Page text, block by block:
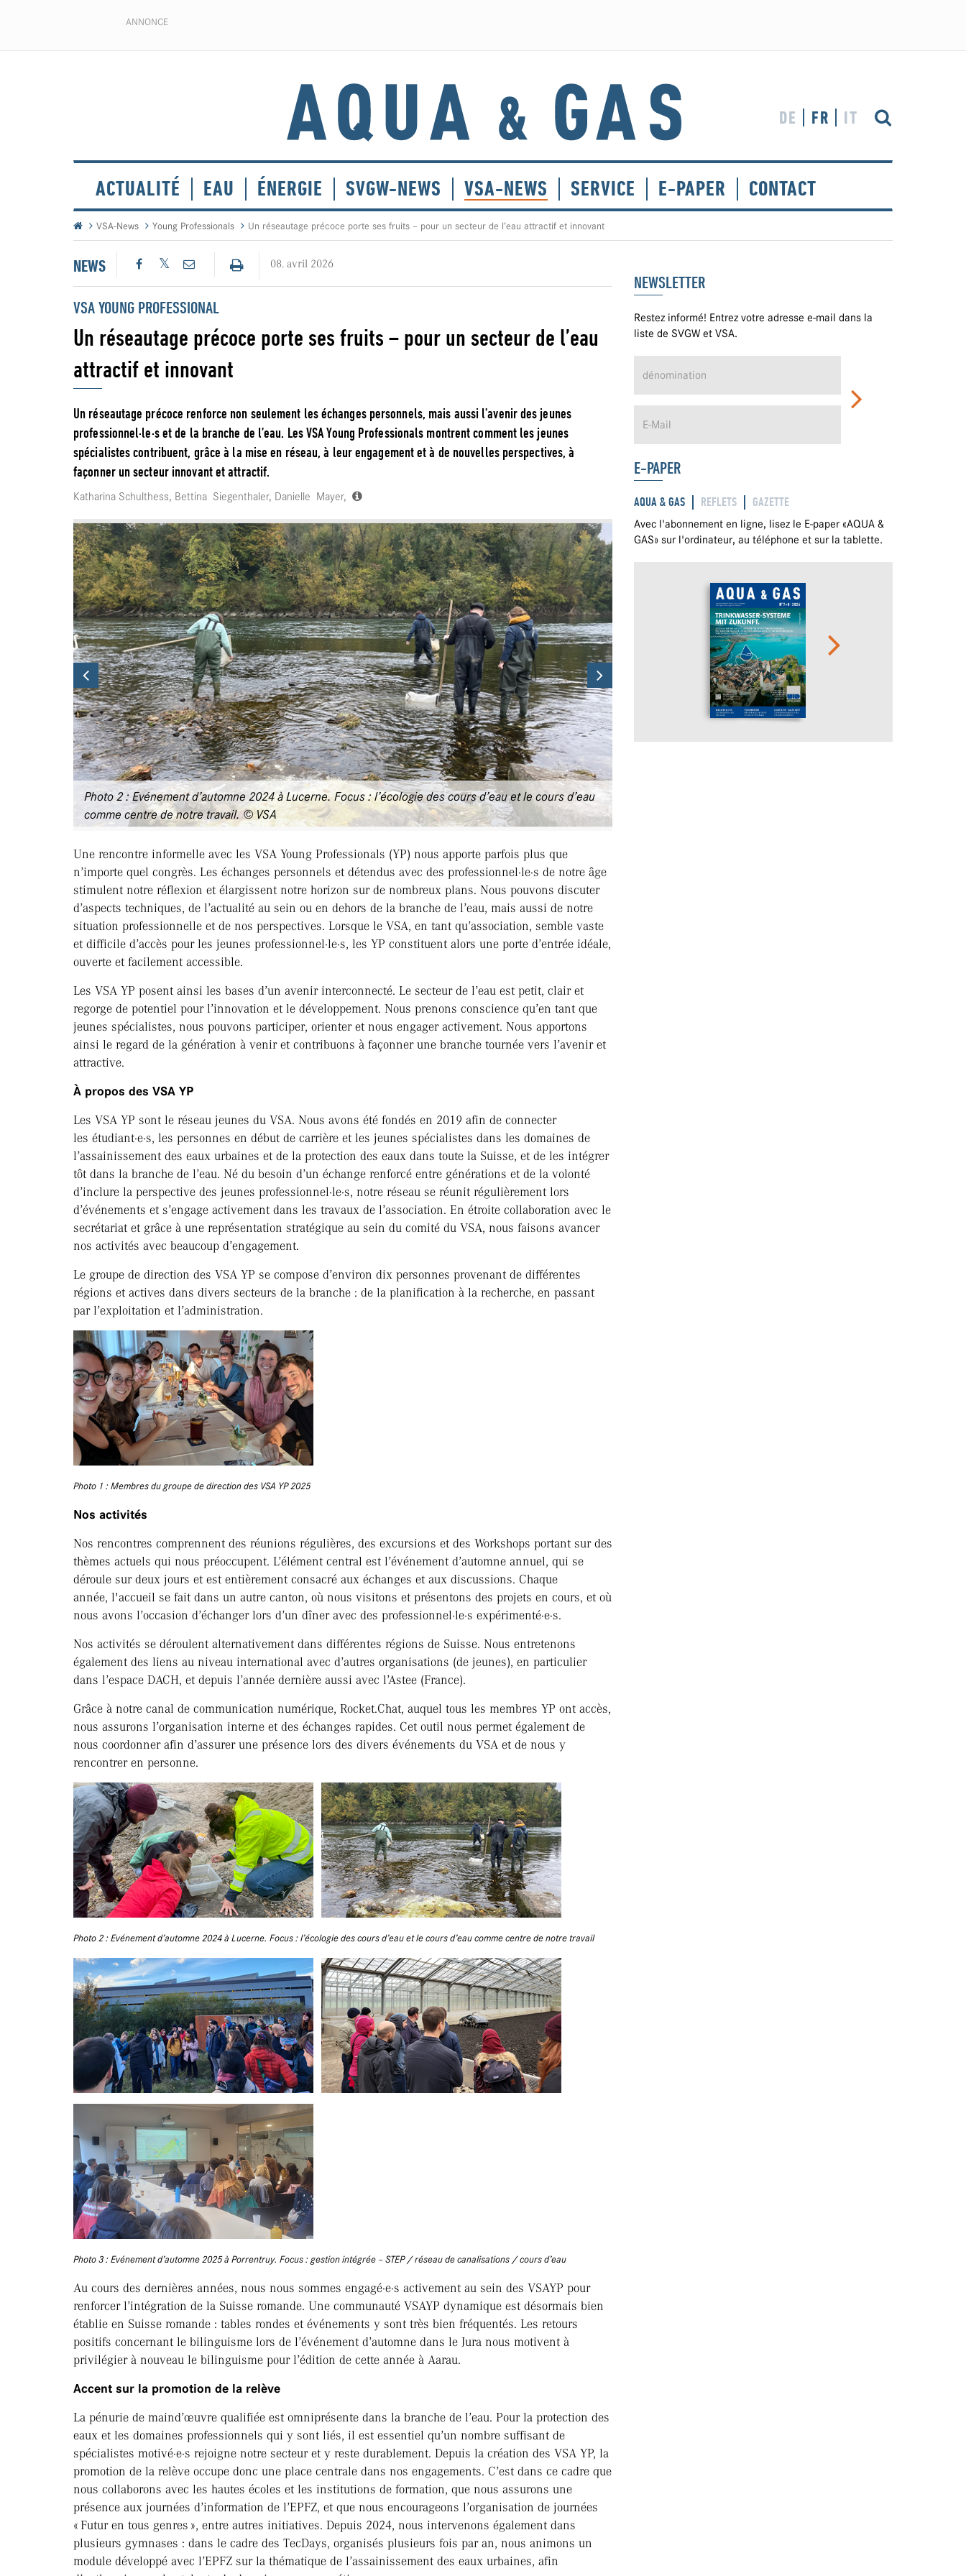
ANNONCE
DE FR IT
ACTUALITÉ EAU ÉNERGIE SVGW-NEWS VSA-NEWS SERVICE E-PAPER CONTACT
VSA-News Young Professionals Un réseautage précoce porte ses fruits – pour un secteur de l’eau attractif et innovant
NEWS 08. avril 2026
VSA YOUNG PROFESSIONAL
Un réseautage précoce porte ses fruits – pour un secteur de l’eau
attractif et innovant
Un réseautage précoce renforce non seulement les échanges personnels, mais aussi l’avenir des jeunes
professionnel·le·s et de la branche de l’eau. Les VSA Young Professionals montrent comment les jeunes
spécialistes contribuent, grâce à la mise en réseau, à leur engagement et à de nouvelles perspectives, à
façonner un secteur innovant et attractif.
Katharina Schulthess, Bettina Siegenthaler, Danielle Mayer,
Photo 2 : Evénement d’automne 2024 à Lucerne. Focus : l’écologie des cours d’eau et le cours d’eau
comme centre de notre travail. © VSA
Previous
Une rencontre informelle avec les VSA Young Professionals (YP) nous apporte parfois plus que
n’importe quel congrès. Les échanges personnels et détendus avec des professionnel·le·s de notre âge
stimulent notre réflexion et élargissent notre horizon sur de nombreux plans. Nous pouvons discuter
d’aspects techniques, de l’actualité au sein ou en dehors de la branche de l’eau, mais aussi de notre
situation professionnelle et de nos perspectives. Lorsque le VSA, en tant qu’association, semble vaste
et difficile d’accès pour les jeunes professionnel·le·s, les YP constituent alors une porte d’entrée idéale,
ouverte et facilement accessible.
Les VSA YP posent ainsi les bases d’un avenir interconnecté. Le secteur de l’eau est petit, clair et
regorge de potentiel pour l’innovation et le développement. Nous prenons conscience qu’en tant que
jeunes spécialistes, nous pouvons participer, orienter et nous engager activement. Nous apportons
ainsi le regard de la génération à venir et contribuons à façonner une branche tournée vers l’avenir et
attractive.
À propos des VSA YP
Les VSA YP sont le réseau jeunes du VSA. Nous avons été fondés en 2019 afin de connecter
les étudiant·e·s, les personnes en début de carrière et les jeunes spécialistes dans les domaines de
l’assainissement des eaux urbaines et de la protection des eaux dans toute la Suisse, et de les intégrer
tôt dans la branche de l’eau. Né du besoin d’un échange renforcé entre générations et de la volonté
d’inclure la perspective des jeunes professionnel·le·s, notre réseau se réunit régulièrement lors
d’événements et s’engage activement dans les travaux de l’association. En étroite collaboration avec le
secrétariat et grâce à une représentation stratégique au sein du comité du VSA, nous faisons avancer
nos activités avec beaucoup d’engagement.
Le groupe de direction des VSA YP se compose d’environ dix personnes provenant de différentes
régions et actives dans divers secteurs de la branche : de la planification à la recherche, en passant
par l’exploitation et l’administration.
Photo 1 : Membres du groupe de direction des VSA YP 2025
Nos activités
Nos rencontres comprennent des réunions régulières, des excursions et des Workshops portant sur des
thèmes actuels qui nous préoccupent. L’élément central est l’événement d’automne annuel, qui se
déroule sur deux jours et est entièrement consacré aux échanges et aux discussions. Chaque
année, l'accueil se fait dans un autre canton, où nous visitons et présentons des projets en cours, et où
nous avons l’occasion d’échanger lors d’un dîner avec des professionnel·le·s expérimenté·e·s.
Nos activités se déroulent alternativement dans différentes régions de Suisse. Nous entretenons
également des liens au niveau international avec d’autres organisations (de jeunes), en particulier
dans l’espace DACH, et depuis l’année dernière aussi avec l’Astee (France).
Grâce à notre canal de communication numérique, Rocket.Chat, auquel tous les membres YP ont accès,
nous assurons l’organisation interne et des échanges rapides. Cet outil nous permet également de
nous coordonner afin d’assurer une présence lors des divers événements du VSA et de nous y
rencontrer en personne.
Photo 2 : Evénement d’automne 2024 à Lucerne. Focus : l’écologie des cours d’eau et le cours d’eau comme centre de notre travail
Photo 3 : Evénement d’automne 2025 à Porrentruy. Focus : gestion intégrée – STEP / réseau de canalisations / cours d’eau
Au cours des dernières années, nous nous sommes engagé·e·s activement au sein des VSAYP pour
renforcer l’intégration de la Suisse romande. Une communauté VSAYP dynamique est désormais bien
établie en Suisse romande : tables rondes et événements y sont très bien fréquentés. Les retours
positifs concernant le bilinguisme lors de l’événement d’automne dans le Jura nous motivent à
privilégier à nouveau le bilinguisme pour l’édition de cette année à Aarau.
Accent sur la promotion de la relève
La pénurie de maind’œuvre qualifiée est omniprésente dans la branche de l’eau. Pour la protection des
eaux et les domaines professionnels qui y sont liés, il est essentiel qu’un nombre suffisant de
spécialistes motivé·e·s rejoigne notre secteur et y reste durablement. Depuis la création des VSA YP, la
promotion de la relève occupe donc une place centrale dans nos engagements. C’est dans ce cadre que
nous collaborons avec les hautes écoles et les institutions de formation, que nous assurons une
présence aux journées d’information de l’EPFZ, et que nous encourageons l’organisation de journées
« Futur en tous genres », entre autres initiatives. Depuis 2024, nous intervenons également dans
plusieurs gymnases : dans le cadre des TecDays, organisés plusieurs fois par an, nous animons un
module développé avec l’EPFZ sur la thématique de l’assainissement des eaux urbaines, afin
NEWSLETTER
Restez informé! Entrez votre adresse e-mail dans la
liste de SVGW et VSA.
E-PAPER
AQUA & GAS REFLETS GAZETTE
Avec l'abonnement en ligne, lisez le E-paper «AQUA &
GAS» sur l'ordinateur, au téléphone et sur la tablette.